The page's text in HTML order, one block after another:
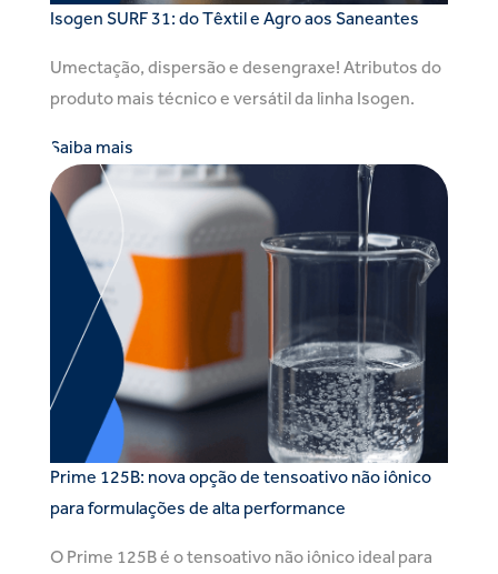
Isogen SURF 31: do Têxtil e Agro aos Saneantes
Umectação, dispersão e desengraxe! Atributos do
produto mais técnico e versátil da linha Isogen.
Saiba mais
Prime 125B: nova opção de tensoativo não iônico
para formulações de alta performance
O Prime 125B é o tensoativo não iônico ideal para